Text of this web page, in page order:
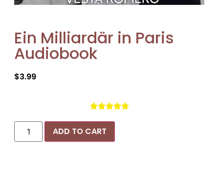
Ein Milliardär in Paris
Audiobook
$3.99

ADD TO CART